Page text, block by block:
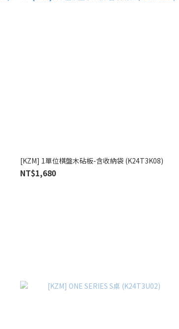
[KZM] 1單位棋盤木砧板-含收納袋 (K24T3K08)
NT$1,680